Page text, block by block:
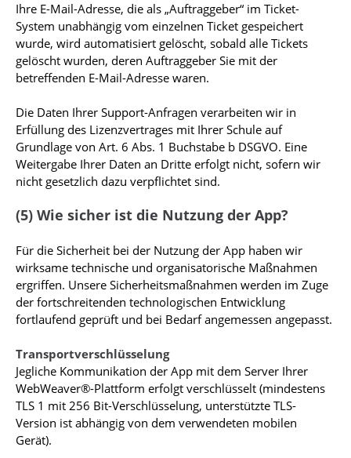
Ihre E-Mail-Adresse, die als „Auftraggeber“ im Ticket-
System unabhängig vom einzelnen Ticket gespeichert
wurde, wird automatisiert gelöscht, sobald alle Tickets
gelöscht wurden, deren Auftraggeber Sie mit der
betreffenden E-Mail-Adresse waren.
Die Daten Ihrer Support-Anfragen verarbeiten wir in
Erfüllung des Lizenzvertrages mit Ihrer Schule auf
Grundlage von Art. 6 Abs. 1 Buchstabe b DSGVO. Eine
Weitergabe Ihrer Daten an Dritte erfolgt nicht, sofern wir
nicht gesetzlich dazu verpflichtet sind.
(5) Wie sicher ist die Nutzung der App?
Für die Sicherheit bei der Nutzung der App haben wir
wirksame technische und organisatorische Maßnahmen
ergriffen. Unsere Sicherheitsmaßnahmen werden im Zuge
der fortschreitenden technologischen Entwicklung
fortlaufend geprüft und bei Bedarf angemessen angepasst.
Transportverschlüsselung
Jegliche Kommunikation der App mit dem Server Ihrer
WebWeaver®-Plattform erfolgt verschlüsselt (mindestens
TLS 1 mit 256 Bit-Verschlüsselung, unterstützte TLS-
Version ist abhängig von dem verwendeten mobilen
Gerät).